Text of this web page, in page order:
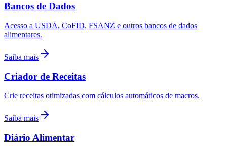
Bancos de Dados
Acesso a USDA, CoFID, FSANZ e outros bancos de dados
alimentares.
Saiba mais
Criador de Receitas
Crie receitas otimizadas com cálculos automáticos de macros.
Saiba mais
Diário Alimentar